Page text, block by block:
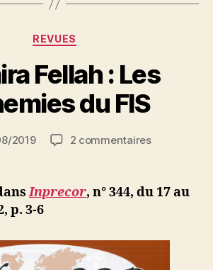
Catégories
REVUES
Fellah : Les
du FIS
Auteur
de
a
S
N
ji
b
2019 2 commentairessur
Inprecor, n° 344, du 17 au
p. 3-6